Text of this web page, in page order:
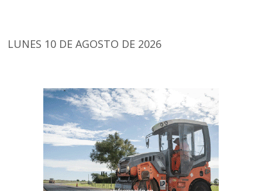
LUNES 10 DE AGOSTO DE 2026